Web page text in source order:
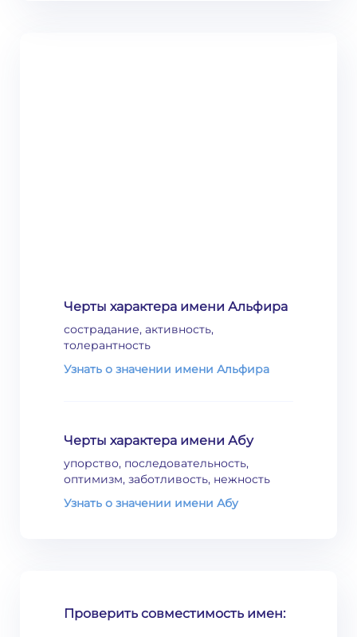
Черты характера имени Альфира
сострадание, активность,
толерантность
Узнать о значении имени Альфира
Черты характера имени Абу
упорство, последовательность,
оптимизм, заботливость, нежность
Узнать о значении имени Абу
Проверить совместимость имен: